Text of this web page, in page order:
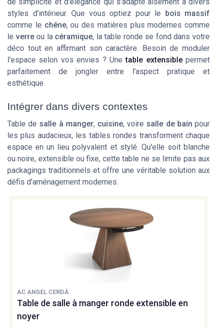
styles d'intérieur. Que vous optiez pour le bois massif
comme le chêne, ou des matières plus modernes comme
le verreou la céramique, la table ronde se fond dans votre
déco tout en affirmant son caractère. Besoin de moduler
l'espace selon vos envies ? Unetable extensiblepermet
parfaitement de jongler entre l'aspect pratique et
esthétique.
Intégrer dans divers contextes
Table de salle à manger, cuisine, voire salle de bain pour
les plus audacieux, les tables rondes transforment chaque
espace en un lieu polyvalent et stylé. Qu'elle soit blanche
ou noire, extensible ou fixe, cette table ne se limite pas aux
packagings traditionnels et offre une véritable solution aux
défis d'aménagement modernes.
AC ANGEL CERDÁ
Table de salle à manger ronde extensible en
noyer